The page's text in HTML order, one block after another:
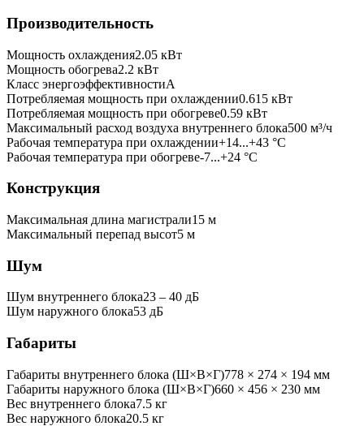
Производительность
Мощность охлаждения2.05 кВт
Мощность обогрева2.2 кВт
Класс энергоэффективностиA
Потребляемая мощность при охлаждении0.615 кВт
Потребляемая мощность при обогреве0.59 кВт
Максимальный расход воздуха внутреннего блока500 м³/ч
Рабочая температура при охлаждении+14...+43 °C
Рабочая температура при обогреве-7...+24 °C
Конструкция
Максимальная длина магистрали15 м
Максимальный перепад высот5 м
Шум
Шум внутреннего блока23 ‒ 40 дБ
Шум наружного блока53 дБ
Габариты
Габариты внутреннего блока (Ш×В×Г)778 × 274 × 194 мм
Габариты наружного блока (Ш×В×Г)660 × 456 × 230 мм
Вес внутреннего блока7.5 кг
Вес наружного блока20.5 кг